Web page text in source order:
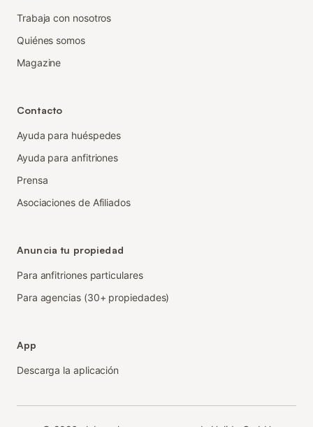
Trabaja con nosotros
Quiénes somos
Magazine
Contacto
Ayuda para huéspedes
Ayuda para anfitriones
Prensa
Asociaciones de Afiliados
Anuncia tu propiedad
Para anfitriones particulares
Para agencias (30+ propiedades)
App
Descarga la aplicación